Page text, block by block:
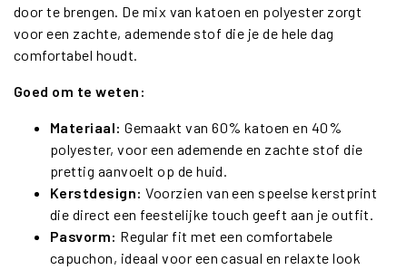
door te brengen. De mix van katoen en polyester zorgt
voor een zachte, ademende stof die je de hele dag
comfortabel houdt.
Goed om te weten:
Materiaal: Gemaakt van 60% katoen en 40%
polyester, voor een ademende en zachte stof die
prettig aanvoelt op de huid.
Kerstdesign: Voorzien van een speelse kerstprint
die direct een feestelijke touch geeft aan je outfit.
Pasvorm: Regular fit met een comfortabele
capuchon, ideaal voor een casual en relaxte look